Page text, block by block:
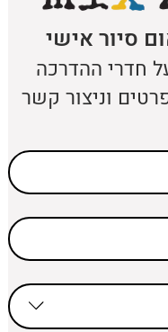
סיור אישי
חדרי ההדרכה
וניצור קשר